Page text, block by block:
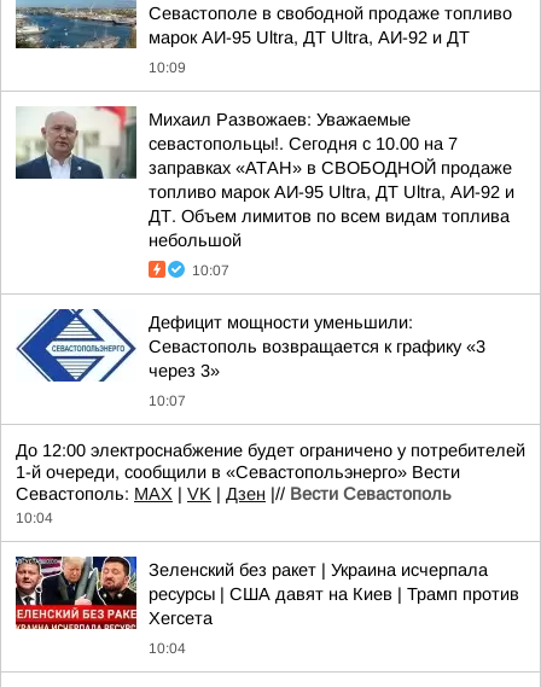
Севастополе в свободной продаже топливо
марок АИ-95 Ultra, ДТ Ultra, АИ-92 и ДТ
10:09
Михаил Развожаев: Уважаемые
севастопольцы!. Сегодня с 10.00 на 7
заправках «АТАН» в СВОБОДНОЙ продаже
топливо марок АИ-95 Ultra, ДТ Ultra, АИ-92 и
ДТ. Объем лимитов по всем видам топлива
небольшой
10:07
Дефицит мощности уменьшили:
Севастополь возвращается к графику «3
через 3»
10:07
До 12:00 электроснабжение будет ограничено у потребителей
1-й очереди, сообщили в «Севастопольэнерго» Вести
Севастополь: MAX | VK | Дзен |// Вести Севастополь
10:04
Зеленский без ракет | Украина исчерпала
ресурсы | США давят на Киев | Трамп против
Хегсета
10:04